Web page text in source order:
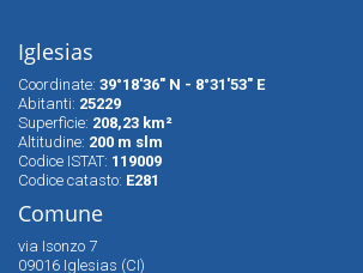
Iglesias
Coordinate: 39°18'36" N - 8°31'53" E
Abitanti: 25229
Superfìcie: 208,23 km²
Altitudine: 200 m slm
Codice ISTAT: 119009
Codice catasto: E281
Comune
via Isonzo 7
09016 Iglesias (CI)